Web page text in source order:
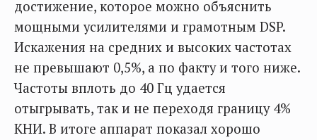
достижение, которое можно объяснить
мощными усилителями и грамотным DSP.
Искажения на средних и высоких частотах
не превышают 0,5%, а по факту и того ниже.
Частоты вплоть до 40 Гц удается
отыгрывать, так и не переходя границу 4%
КНИ. В итоге аппарат показал хорошо